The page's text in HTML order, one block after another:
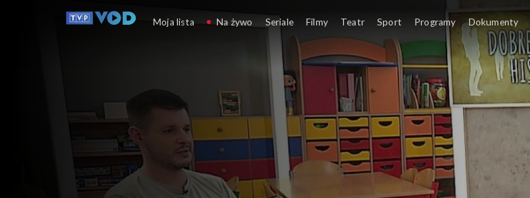
Moja lista Na żywo Seriale Filmy Teatr Sport Programy Dokumenty